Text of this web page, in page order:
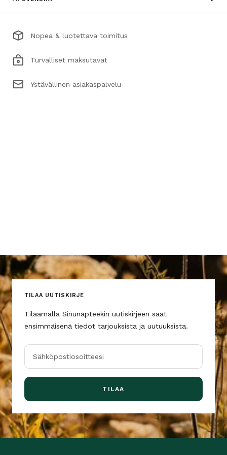
Nopea & luotettava toimitus
Turvalliset maksutavat
Ystävällinen asiakaspalvelu
TILAA UUTISKIRJE
Tilaamalla Sinunapteekin uutiskirjeen saat
ensimmäisenä tiedot tarjouksista ja uutuuksista.
Sähköpostiosoitteesi
TILAA